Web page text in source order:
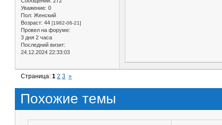
Уважение: 0
Пол: Женский
Возраст: 44 [1982-06-21]
Провел на форуме:
3 дня 2 часа
Последний визит:
24.12.2024 22:33:03
Страница:1 2 3 »
Похожие темы